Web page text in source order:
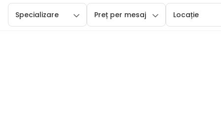
Specializare Preț per mesaj Locație